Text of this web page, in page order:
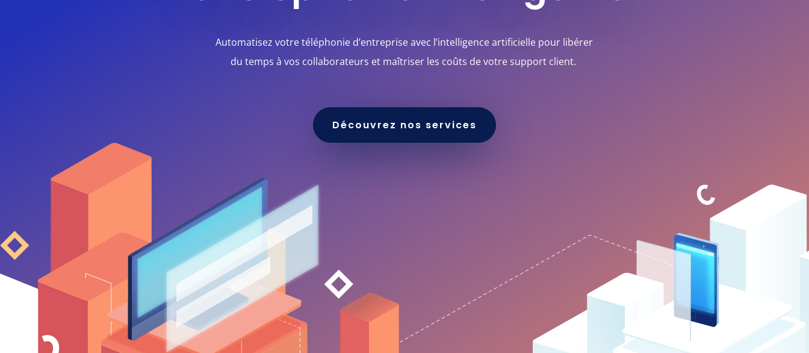
Automatisez votre téléphonie d’entreprise avec l’intelligence artificielle pour libérer
du temps à vos collaborateurs et maîtriser les coûts de votre support client.
Découvrez nos services